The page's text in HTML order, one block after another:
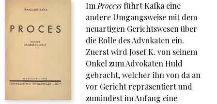
ImProcess führt Kafka eine
andere Umgangsweise mit dem
neuartigen Gerichtswesen über
die Rolle des Advokaten ein.
Zuerst wird Josef K. von seinem
Onkel zum Advokaten Huld
gebracht, welcher ihn von da an
vor Gericht repräsentiert und
zumindest im Anfang eine